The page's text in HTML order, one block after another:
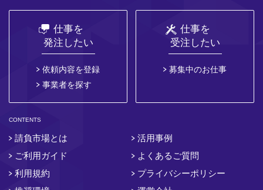
仕事を
発注したい
依頼内容を登録
事業者を探す
仕事を
受注したい
募集中のお仕事
CONTENTS
請負市場とは
活用事例
ご利用ガイド
よくあるご質問
利用規約
プライバシーポリシー